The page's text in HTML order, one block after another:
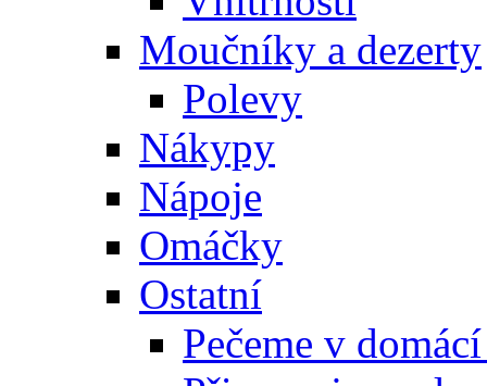
Moučníky a dezerty
Polevy
Nákypy
Nápoje
Omáčky
Ostatní
Pečeme v